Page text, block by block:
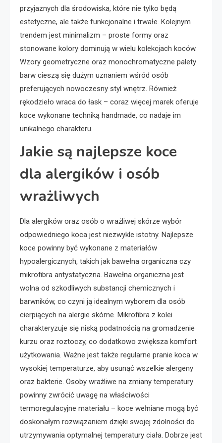
przyjaznych dla środowiska, które nie tylko będą
estetyczne, ale także funkcjonalne i trwałe. Kolejnym
trendem jest minimalizm – proste formy oraz
stonowane kolory dominują w wielu kolekcjach koców.
Wzory geometryczne oraz monochromatyczne palety
barw cieszą się dużym uznaniem wśród osób
preferujących nowoczesny styl wnętrz. Również
rękodzieło wraca do łask – coraz więcej marek oferuje
koce wykonane techniką handmade, co nadaje im
unikalnego charakteru.
Jakie są najlepsze koce
dla alergików i osób
wrażliwych
Dla alergików oraz osób o wrażliwej skórze wybór
odpowiedniego koca jest niezwykle istotny. Najlepsze
koce powinny być wykonane z materiałów
hypoalergicznych, takich jak bawełna organiczna czy
mikrofibra antystatyczna. Bawełna organiczna jest
wolna od szkodliwych substancji chemicznych i
barwników, co czyni ją idealnym wyborem dla osób
cierpiących na alergie skórne. Mikrofibra z kolei
charakteryzuje się niską podatnością na gromadzenie
kurzu oraz roztoczy, co dodatkowo zwiększa komfort
użytkowania. Ważne jest także regularne pranie koca w
wysokiej temperaturze, aby usunąć wszelkie alergeny
oraz bakterie. Osoby wrażliwe na zmiany temperatury
powinny zwrócić uwagę na właściwości
termoregulacyjne materiału – koce wełniane mogą być
doskonałym rozwiązaniem dzięki swojej zdolności do
utrzymywania optymalnej temperatury ciała. Dobrze jest